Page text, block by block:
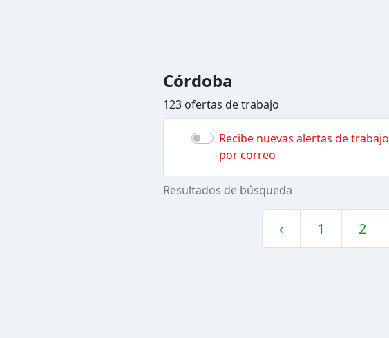
Córdoba
123 ofertas de trabajo
Recibe nuevas alertas de trabajo
por correo
Resultados de búsqueda
‹ 1 2